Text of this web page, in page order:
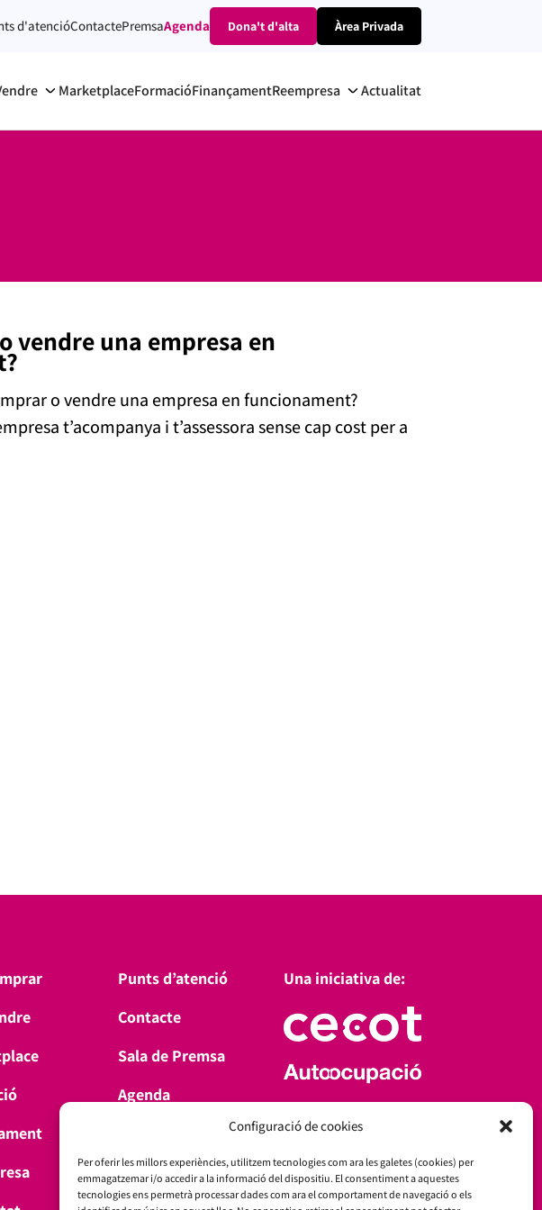
Configuració de cookies
Per oferir les millors experiències, utilitzem tecnologies com ara les galetes (cookies) per
emmagatzemar i/o accedir a la informació del dispositiu. El consentiment a aquestes
tecnologies ens permetrà processar dades com ara el comportament de navegació o els
d'atencióContactePremsaAgenda Dona't d'alta Àrea Privada
MarketplaceFormacióFinançamentReempresa Actualitat
vendre una empresa en
o vendre una empresa en funcionament?
t’acompanya i t’assessora sense cap cost per a
Punts d’atenció
Contacte
Sala de Premsa
Agenda
Una iniciativa de:
Amb el suport de: